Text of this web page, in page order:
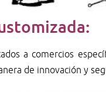
a comercios
de innovación y